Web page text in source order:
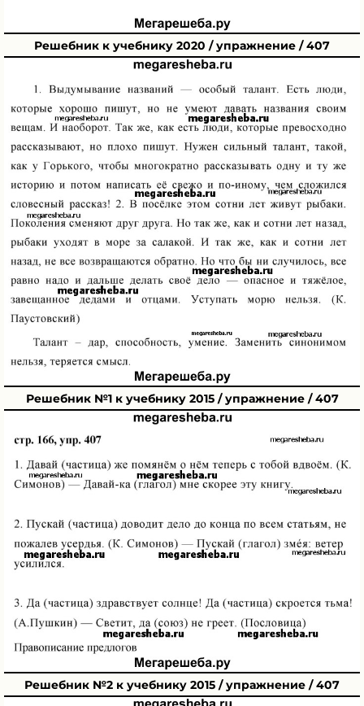
Решебник к учебнику 2020 / упражнение / 407
Решебник №1 к учебнику 2015 / упражнение / 407
Решебник №2 к учебнику 2015 / упражнение / 407